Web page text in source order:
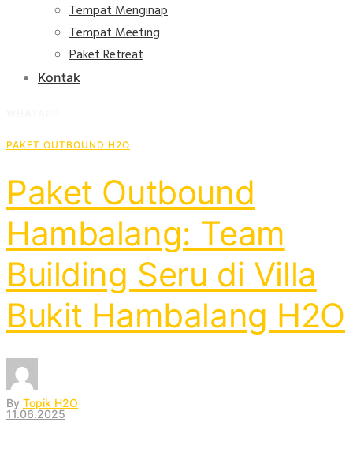
Tempat Menginap
Tempat Meeting
Paket Retreat
Kontak
PAKET OUTBOUND H2O
Paket Outbound
Hambalang: Team
Building Seru di Villa
Bukit Hambalang H2O
By Topik H2O
11.06.2025